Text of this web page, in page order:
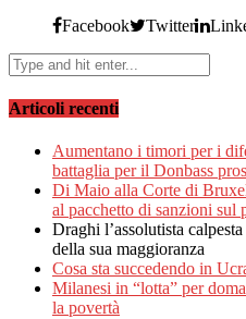
Facebook
Twitter
Articoli recenti
Aumentano i timori per i
battaglia per il Donbass
Di Maio alla Corte di
al pacchetto di sanzioni sul
Draghi l’assolutista
della sua maggioranza
Cosa sta succedendo in
Milanesi in “lotta” per
la povertà